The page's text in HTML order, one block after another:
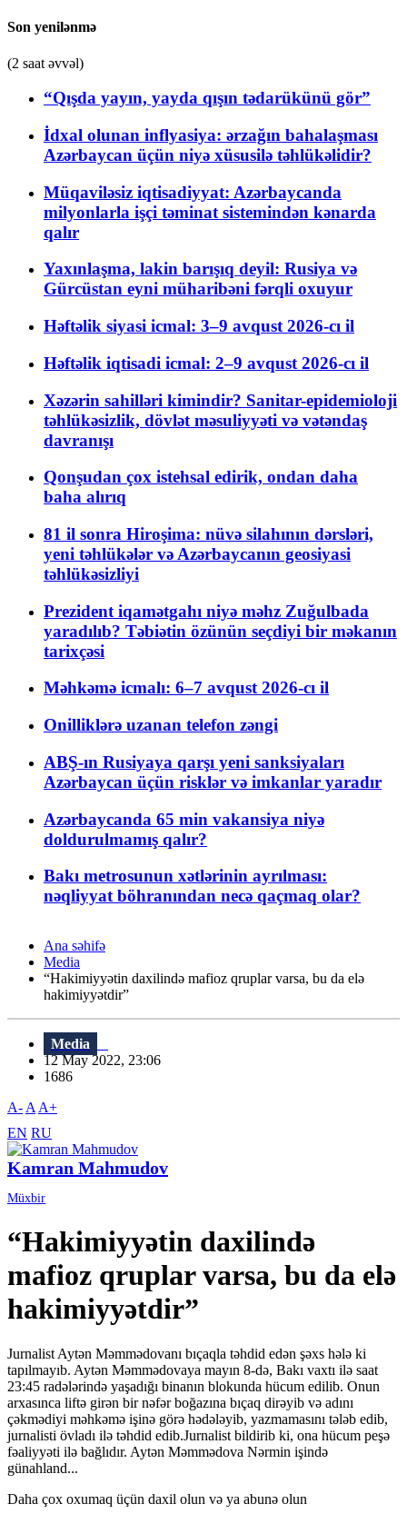
Son yenilənmə
(2 saat əvvəl)
“Qışda yayın, yayda qışın tədarükünü gör”
İdxal olunan inflyasiya: ərzağın bahalaşması
Azərbaycan üçün niyə xüsusilə təhlükəlidir?
Müqaviləsiz iqtisadiyyat: Azərbaycanda
milyonlarla işçi təminat sistemindən kənarda
qalır
Yaxınlaşma, lakin barışıq deyil: Rusiya və
Gürcüstan eyni müharibəni fərqli oxuyur
Həftəlik siyasi icmal: 3–9 avqust 2026-cı il
Həftəlik iqtisadi icmal: 2–9 avqust 2026-cı il
Xəzərin sahilləri kimindir? Sanitar-epidemioloji
təhlükəsizlik, dövlət məsuliyyəti və vətəndaş
davranışı
Qonşudan çox istehsal edirik, ondan daha
baha alırıq
81 il sonra Hiroşima: nüvə silahının dərsləri,
yeni təhlükələr və Azərbaycanın geosiyasi
təhlükəsizliyi
Prezident iqamətgahı niyə məhz Zuğulbada
yaradılıb? Təbiətin özünün seçdiyi bir məkanın
tarixçəsi
Məhkəmə icmalı: 6–7 avqust 2026-cı il
Onilliklərə uzanan telefon zəngi
ABŞ-ın Rusiyaya qarşı yeni sanksiyaları
Azərbaycan üçün risklər və imkanlar yaradır
Azərbaycanda 65 min vakansiya niyə
doldurulmamış qalır?
Bakı metrosunun xətlərinin ayrılması:
nəqliyyat böhranından necə qaçmaq olar?
Ana səhifə
Media
“Hakimiyyətin daxilində mafioz qruplar varsa, bu da elə
hakimiyyətdir”
Media
12 May 2022, 23:06
1686
A- A A+
EN RU
Kamran Mahmudov
Müxbir
“Hakimiyyətin daxilində
mafioz qruplar varsa, bu da elə
hakimiyyətdir”
Jurnalist Aytən Məmmədovanı bıçaqla təhdid edən şəxs hələ ki
tapılmayıb. Aytən Məmmədovaya mayın 8-də, Bakı vaxtı ilə saat
23:45 radələrində yaşadığı binanın blokunda hücum edilib. Onun
arxasınca liftə girən bir nəfər boğazına bıçaq dirəyib və adını
çəkmədiyi məhkəmə işinə görə hədələyib, yazmamasını tələb edib,
jurnalisti övladı ilə təhdid edib.Jurnalist bildirib ki, ona hücum peşə
fəaliyyəti ilə bağlıdır. Aytən Məmmədova Nərmin işində
günahland...
Daha çox oxumaq üçün daxil olun və ya abunə olun